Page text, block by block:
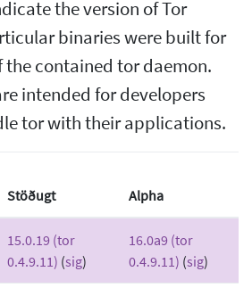
the version of Tor
binaries were built for
the contained tor daemon.
intended for developers
tor with their applications.
Stöðugt Alpha
15.0.19 (tor
0.4.9.11) (sig)
16.0a9 (tor
0.4.9.11) (sig)